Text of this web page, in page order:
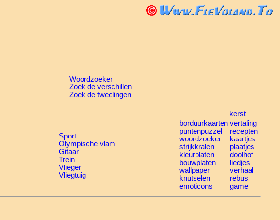
Woordzoeker
Zoek de verschillen
Zoek de tweelingen
Sport
Olympische vlam
Gitaar
Trein
Vlieger
Vliegtuig
kerst
borduurkaarten
puntenpuzzel
woordzoeker
strijkkralen
kleurplaten
bouwplaten
wallpaper
knutselen
emoticons
vertaling
recepten
kaartjes
plaatjes
doolhof
liedjes
verhaal
rebus
game